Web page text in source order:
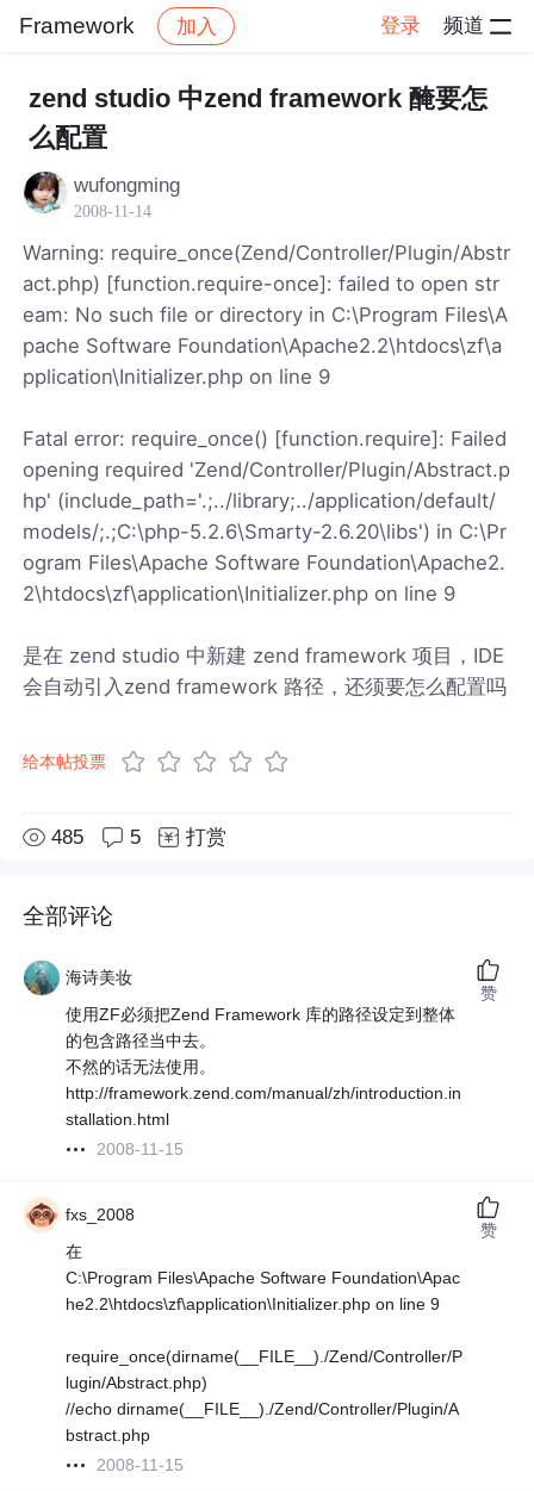
Framework 加入 登录 频道
Framework 帖子详情
zend studio 中zend framework 醃要怎
么配置
wufongming
2008-11-14
Warning: require_once(Zend/Controller/Plugin/Abstr
act.php) [function.require-once]: failed to open str
eam: No such file or directory in C:\Program Files\A
pache Software Foundation\Apache2.2\htdocs\zf\a
pplication\Initializer.php on line 9
Fatal error: require_once() [function.require]: Failed
opening required 'Zend/Controller/Plugin/Abstract.p
hp' (include_path='.;../library;../application/default/
models/;.;C:\php-5.2.6\Smarty-2.6.20\libs') in C:\Pr
ogram Files\Apache Software Foundation\Apache2.
2\htdocs\zf\application\Initializer.php on line 9
是在 zend studio 中新建 zend framework 项目，IDE
会自动引入zend framework 路径，还须要怎么配置吗
给本帖投票
485 5 打赏
全部评论
海诗美妆
使用ZF必须把Zend Framework 库的路径设定到整体
的包含路径当中去。
不然的话无法使用。
http://framework.zend.com/manual/zh/introduction.in
stallation.html
2008-11-15
赞
fxs_2008
在
C:\Program Files\Apache Software Foundation\Apac
he2.2\htdocs\zf\application\Initializer.php on line 9
require_once(dirname(__FILE__)./Zend/Controller/P
lugin/Abstract.php)
//echo dirname(__FILE__)./Zend/Controller/Plugin/A
bstract.php
2008-11-15
赞